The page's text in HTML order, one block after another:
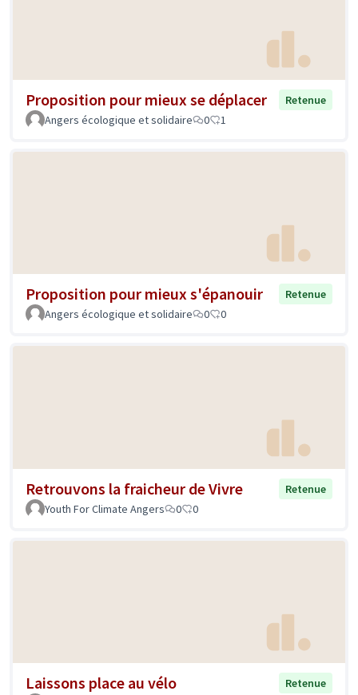
Proposition pour mieux se déplacer
Retenue
Angers écologique et solidaire
0 1
Proposition pour mieux s'épanouir
Retenue
Angers écologique et solidaire
0 0
Retrouvons la fraicheur de Vivre
Retenue
Youth For Climate Angers
0 0
Laissons place au vélo
Retenue